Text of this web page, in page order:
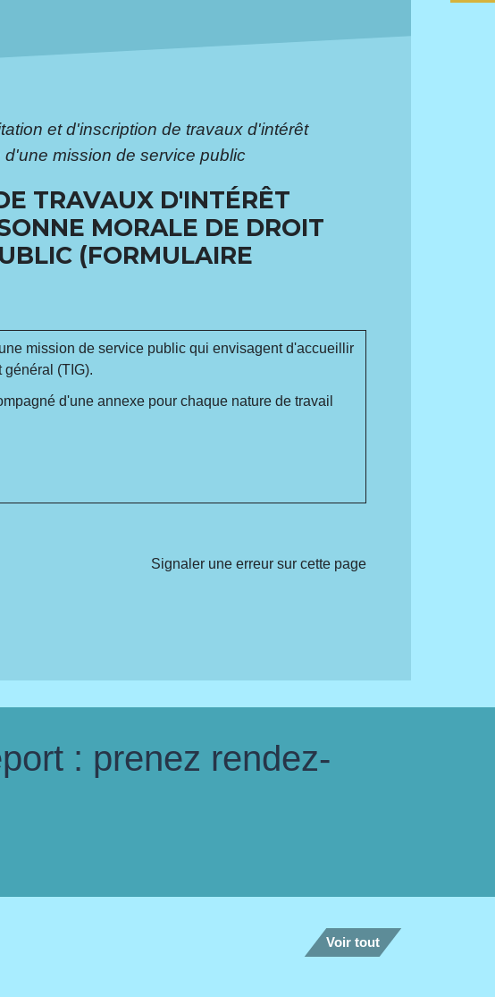
et d'inscription de travaux d'intérêt
mission de service public
TRAVAUX D'INTÉRÊT
MORALE DE DROIT
(FORMULAIRE
mission de service public qui envisagent d'accueillir
(TIG).
d'une annexe pour chaque nature de travail
Signaler une erreur sur cette page
: prenez rendez-
Voir tout